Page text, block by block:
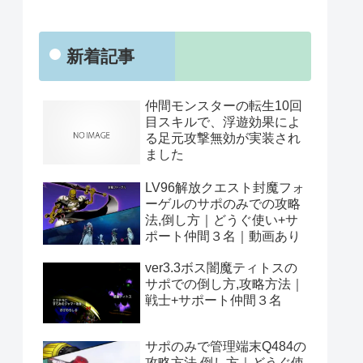
新着記事
仲間モンスターの転生10回
目スキルで、浮遊効果によ
る足元攻撃無効が実装され
ました
LV96解放クエスト封魔フォ
ーゲルのサポのみでの攻略
法,倒し方｜どうぐ使い+サ
ポート仲間３名｜動画あり
ver3.3ボス闇魔ティトスの
サポでの倒し方,攻略方法｜
戦士+サポート仲間３名
サポのみで管理端末Q484の